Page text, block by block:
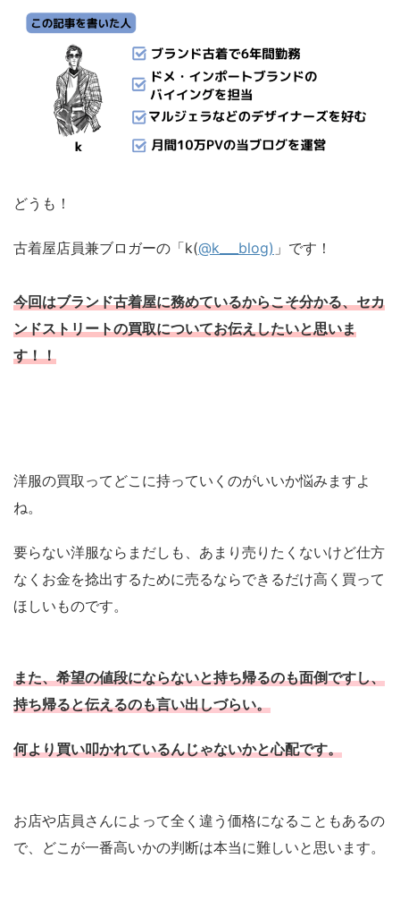
どうも！
古着屋店員兼ブロガーの「k(@k___blog) 」です！
今回はブランド古着屋に務めているからこそ分かる、セカ
ンドストリートの買取についてお伝えしたいと思いま
す！！
洋服の買取ってどこに持っていくのがいいか悩みますよ
ね。
要らない洋服ならまだしも、あまり売りたくないけど仕方
なくお金を捻出するために売るならできるだけ高く買って
ほしいものです。
また、希望の値段にならないと持ち帰るのも面倒ですし、
持ち帰ると伝えるのも言い出しづらい。
何より買い叩かれているんじゃないかと心配です。
お店や店員さんによって全く違う価格になることもあるの
で、どこが一番高いかの判断は本当に難しいと思います。